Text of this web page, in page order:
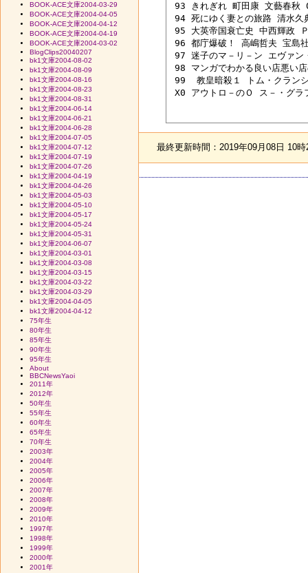
93 きれぎれ 町田康 文藝春
94 死にゆく妻との旅路 清水
95 大英帝国衰亡史 中西輝政
96 都庁爆破！ 高嶋哲夫 宝
97 迷子のマ－リ－ン エヴァ
98 マンガでわかる良い店悪い
99  教皇暗殺１ トム・クラ
X0 アウトロ－のＯ ス－・グ
最終更新時間：2019年09月08日 10
BOOK-ACE文庫2004-03-29
BOOK-ACE文庫2004-04-05
BOOK-ACE文庫2004-04-12
BOOK-ACE文庫2004-04-19
BOOK-ACE文庫2004-03-02
BlogClips20040207
bk1文庫2004-08-02
bk1文庫2004-08-09
bk1文庫2004-08-16
bk1文庫2004-08-23
bk1文庫2004-08-31
bk1文庫2004-06-14
bk1文庫2004-06-21
bk1文庫2004-06-28
bk1文庫2004-07-05
bk1文庫2004-07-12
bk1文庫2004-07-19
bk1文庫2004-07-26
bk1文庫2004-04-19
bk1文庫2004-04-26
bk1文庫2004-05-03
bk1文庫2004-05-10
bk1文庫2004-05-17
bk1文庫2004-05-24
bk1文庫2004-05-31
bk1文庫2004-06-07
bk1文庫2004-03-01
bk1文庫2004-03-08
bk1文庫2004-03-15
bk1文庫2004-03-22
bk1文庫2004-03-29
bk1文庫2004-04-05
bk1文庫2004-04-12
75年生
80年生
85年生
90年生
95年生
About
BBCNewsYaoi
2011年
2012年
50年生
55年生
60年生
65年生
70年生
2003年
2004年
2005年
2006年
2007年
2008年
2009年
2010年
1997年
1998年
1999年
2000年
2001年